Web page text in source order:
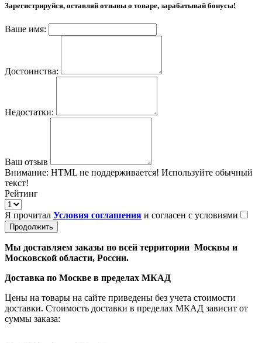
Зарегистрируйся, оставляй отзывы о товаре, зарабатывай бонусы!
Ваше имя:
Достоинства:
Недостатки:
Ваш отзыв
Внимание: HTML не поддерживается! Используйте обычный
текст!
Рейтинг
Я прочитал Условия соглашения и согласен с условиями
Продолжить
Мы доставляем заказы по всей территории Москвы и
Московской области, России.
Доставка по Москве в пределах МКАД
Цены на товары на сайте приведены без учета стоимости
доставки. Стоимость доставки в пределах МКАД зависит от
суммы заказа: